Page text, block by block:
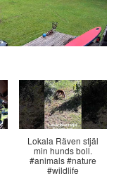
Lokala Räven stjäl
min hunds boll.
#animals #nature
#wildlife